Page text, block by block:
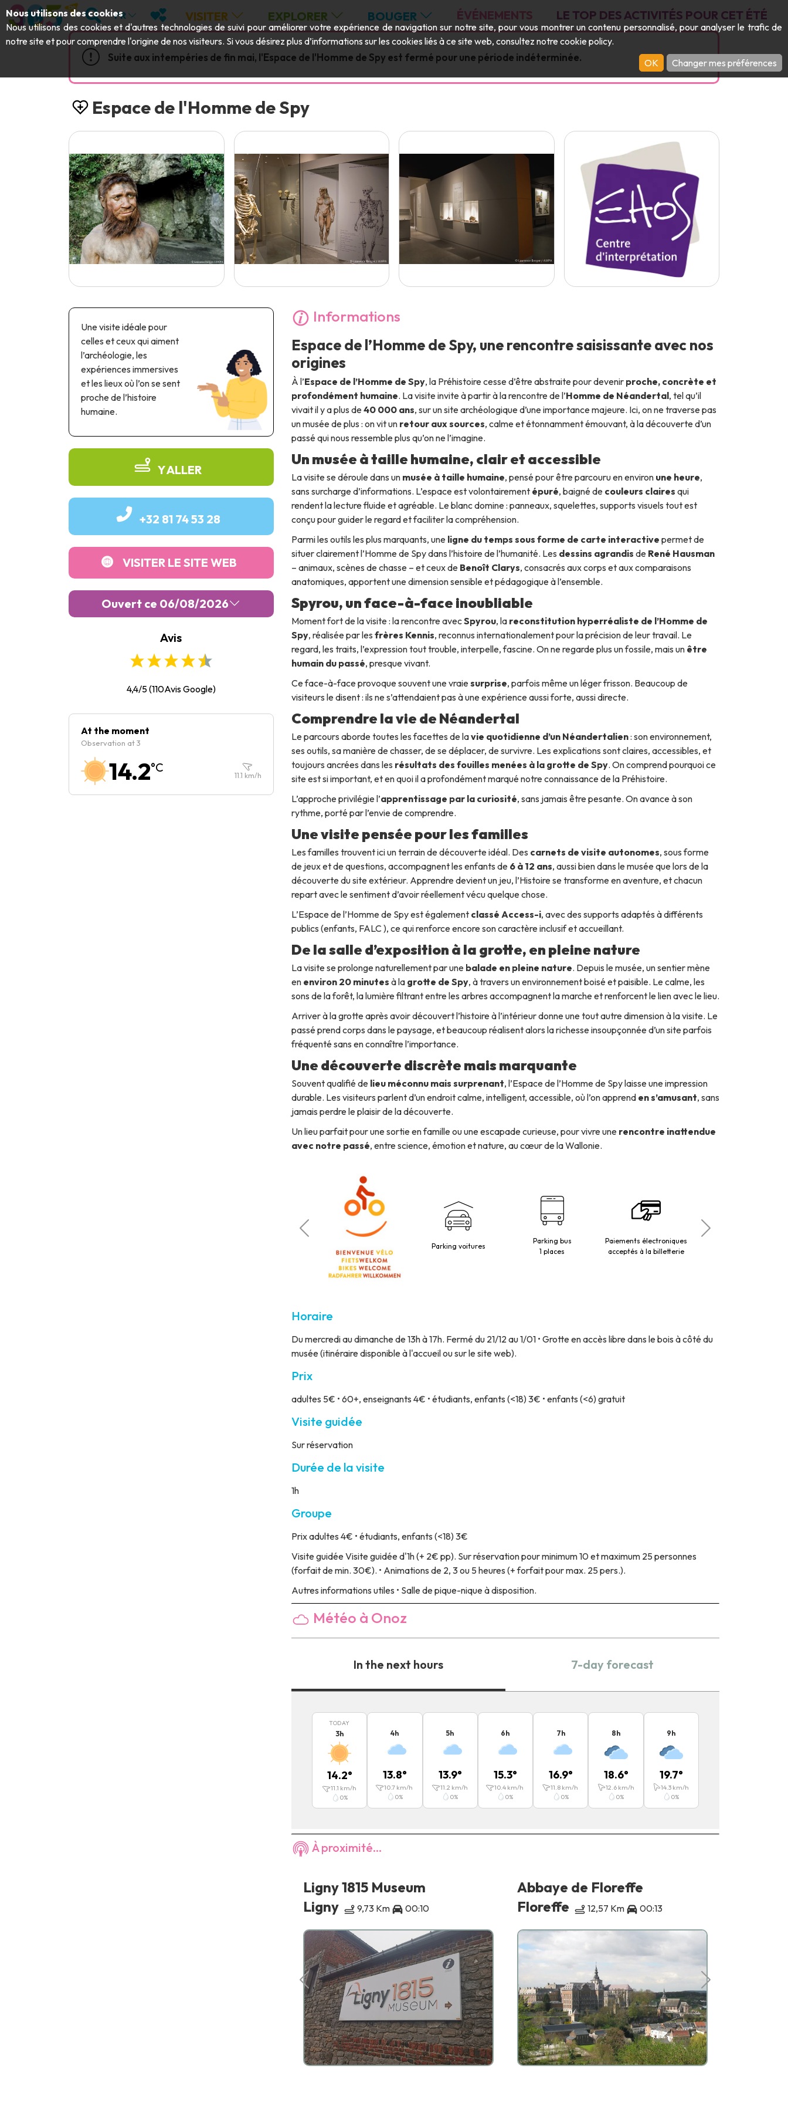
Aller au contenu principal; RECHERCHER
FR MES FAVORIS
VISITER EXPLORER BOUGER ÉVÉNEMENTS LE TOP DES ACTIVITÉS POUR CET ÉTÉ
Suite aux intempéries de fin mai, l'Espace de l'Homme de Spy est fermé pour une période indéterminée.
Espace de l'Homme de Spy
Une visite idéale pour
celles et ceux qui aiment
l’archéologie, les
expériences immersives
et les lieux où l’on se sent
proche de l’histoire
humaine.
Y ALLER
+32 81 74 53 28
VISITER LE SITE WEB
Ouvert ce 06/08/2026
Fermé
Vendredi :Fermé
Dimanche :Fermé
Avis
4,4/5(110Avis Google)
At the moment
Observation at 3
14.2°C
11.1 km/h
Informations
Espace de l’Homme de Spy, une rencontre saisissante avec nos
origines
À l’Espace de l’Homme de Spy, la Préhistoire cesse d’être abstraite pour devenir proche, concrète et
profondément humaine. La visite invite à partir à la rencontre de l’Homme de Néandertal, tel qu’il
vivait il y a plus de40 000 ans, sur un site archéologique d’une importance majeure. Ici, on ne traverse pas
un musée de plus : on vit un retour aux sources, calme et étonnamment émouvant, à la découverte d’un
passé qui nous ressemble plus qu’on ne l’imagine.
Un musée à taille humaine, clair et accessible
La visite se déroule dans un musée à taille humaine, pensé pour être parcouru en environ une heure,
sans surcharge d’informations. L’espace est volontairement épuré, baigné de couleurs claires qui
rendent la lecture fluide et agréable. Le blanc domine : panneaux, squelettes, supports visuels tout est
conçu pour guider le regard et faciliter la compréhension.
Parmi les outils les plus marquants, une ligne du temps sous forme de carte interactive permet de
situer clairement l’Homme de Spy dans l’histoire de l’humanité. Les dessins agrandis de René Hausman
– animaux, scènes de chasse – et ceux de Benoît Clarys, consacrés aux corps et aux comparaisons
anatomiques, apportent une dimension sensible et pédagogique à l’ensemble.
Spyrou, un face-à-face inoubliable
Moment fort de la visite : la rencontre avecSpyrou, la reconstitution hyperréaliste de l’Homme de
Spy, réalisée par les frères Kennis, reconnus internationalement pour la précision de leur travail. Le
regard, les traits, l’expression tout trouble, interpelle, fascine. On ne regarde plus un fossile, mais un être
humain du passé, presque vivant.
Ce face-à-face provoque souvent une vraiesurprise, parfois même un léger frisson. Beaucoup de
visiteurs le disent : ils ne s’attendaient pas à une expérience aussi forte, aussi directe.
Comprendre la vie de Néandertal
Le parcours aborde toutes les facettes de lavie quotidienne d’un Néandertalien: son environnement,
ses outils, sa manière de chasser, de se déplacer, de survivre. Les explications sont claires, accessibles, et
toujours ancrées dans les résultats des fouilles menées à la grotte de Spy. On comprend pourquoi ce
site est si important, et en quoi il a profondément marqué notre connaissance de la Préhistoire.
L’approche privilégie l’apprentissage par la curiosité, sans jamais être pesante. On avance à son
rythme, porté par l’envie de comprendre.
Une visite pensée pour les familles
Les familles trouvent ici un terrain de découverte idéal. Des carnets de visite autonomes, sous forme
de jeux et de questions, accompagnent les enfants de 6 à 12 ans, aussi bien dans le musée que lors de la
découverte du site extérieur. Apprendre devient un jeu, l’Histoire se transforme en aventure, et chacun
repart avec le sentiment d’avoir réellement vécu quelque chose.
L’Espace de l’Homme de Spy est également classé Access-i, avec des supports adaptés à différents
publics (enfants, FALC ), ce qui renforce encore son caractère inclusif et accueillant.
De la salle d’exposition à la grotte, en pleine nature
La visite se prolonge naturellement par une balade en pleine nature. Depuis le musée, un sentier mène
en environ 20 minutes à la grotte de Spy, à travers un environnement boisé et paisible. Le calme, les
sons de la forêt, la lumière filtrant entre les arbres accompagnent la marche et renforcent le lien avec le lieu.
Arriver à la grotte après avoir découvert l’histoire à l’intérieur donne une tout autre dimension à la visite. Le
passé prend corps dans le paysage, et beaucoup réalisent alors la richesse insoupçonnée d’un site parfois
fréquenté sans en connaître l’importance.
Une découverte discrète mais marquante
Souvent qualifié de lieu méconnu mais surprenant, l’Espace de l’Homme de Spy laisse une impression
durable. Les visiteurs parlent d’un endroit calme, intelligent, accessible, où l’on apprend en s’amusant, sans
jamais perdre le plaisir de la découverte.
Un lieu parfait pour une sortie en famille ou une escapade curieuse, pour vivre une rencontre inattendue
avec notre passé, entre science, émotion et nature, au cœur de la Wallonie.
Parking voitures
Parking bus
1 places
Paiements électroniques
acceptés à la billetterie
Horaire
Du mercredi au dimanche de 13h à 17h. Fermé du 21/12 au 1/01 • Grotte en accès libre dans le bois à côté du
musée (itinéraire disponible à l'accueil ou sur le site web).
Prix
adultes 5€ • 60+, enseignants 4€ • étudiants, enfants (<18) 3€ • enfants (<6) gratuit
Visite guidée
Sur réservation
Durée de la visite
1h
Groupe
Prixadultes 4€ • étudiants, enfants (<18) 3€
Visite guidéeVisite guidée d'1h (+ 2€ pp). Sur réservation pour minimum 10 et maximum 25 personnes
(forfait de min. 30€). • Animations de 2, 3 ou 5 heures (+ forfait pour max. 25 pers.).
Autres informations utiles • Salle de pique-nique à disposition.
Météo à Onoz
In the next hours 7-day forecast
TODAY
3h
14.2°
11.1 km/h
0%
4h
13.8°
10.7 km/h
0%
5h
13.9°
11.2 km/h
0%
6h
15.3°
10.4 km/h
0%
7h
16.9°
11.8 km/h
0%
8h
18.6°
12.6km/h
0%
9h
19.7°
14.3 km/h
0%
À proximité...
Ligny 1815 Museum
Ligny
9,73 Km 00:10
Abbaye de Floreffe
Floreffe
12,57 Km 00:13
Nous utilisons des cookies
Nous utilisons des cookies et d'autres technologies de suivi pour améliorer votre expérience de navigation sur notre site, pour vous montrer un contenu personnalisé, pour analyser le trafic de
notre site et pour comprendre l'origine de nos visiteurs. Si vous désirez plus d’informations sur les cookies liés à ce site web, consultez notre cookie policy.
OK
Changer mes préférences